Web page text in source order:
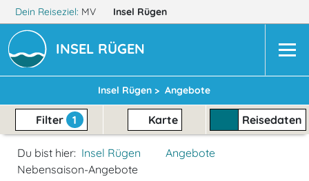
Dein Reiseziel: MV Insel Rügen
INSEL RÜGEN
Insel Rügen > Angebote
Filter 1 Karte Reisedaten
Du bist hier: Insel Rügen
Angebote
Nebensaison-Angebote